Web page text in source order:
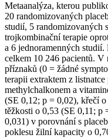
Metaanalýza, kterou
20 randomizovaných
studií, 5 randomizovaných
trojkombinační terapie
a 6 jednoramenných
celkem 10 246 pacientů. V
příznaků (0 = žádné
terapii extraktem z
methylchalkonem a
(SE 0,12; p = 0,02), křečí
těžkosti o 0,53 (SE 0,11; p
0,031) v porovnání s
poklesu žilní kapacity o